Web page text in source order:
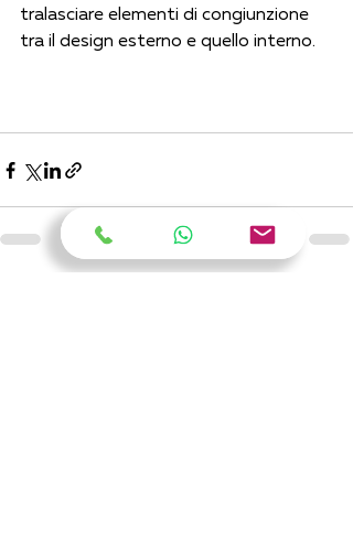
tralasciare elementi di congiunzione
tra il design esterno e quello interno.